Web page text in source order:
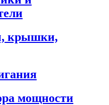
крышки,
мощности